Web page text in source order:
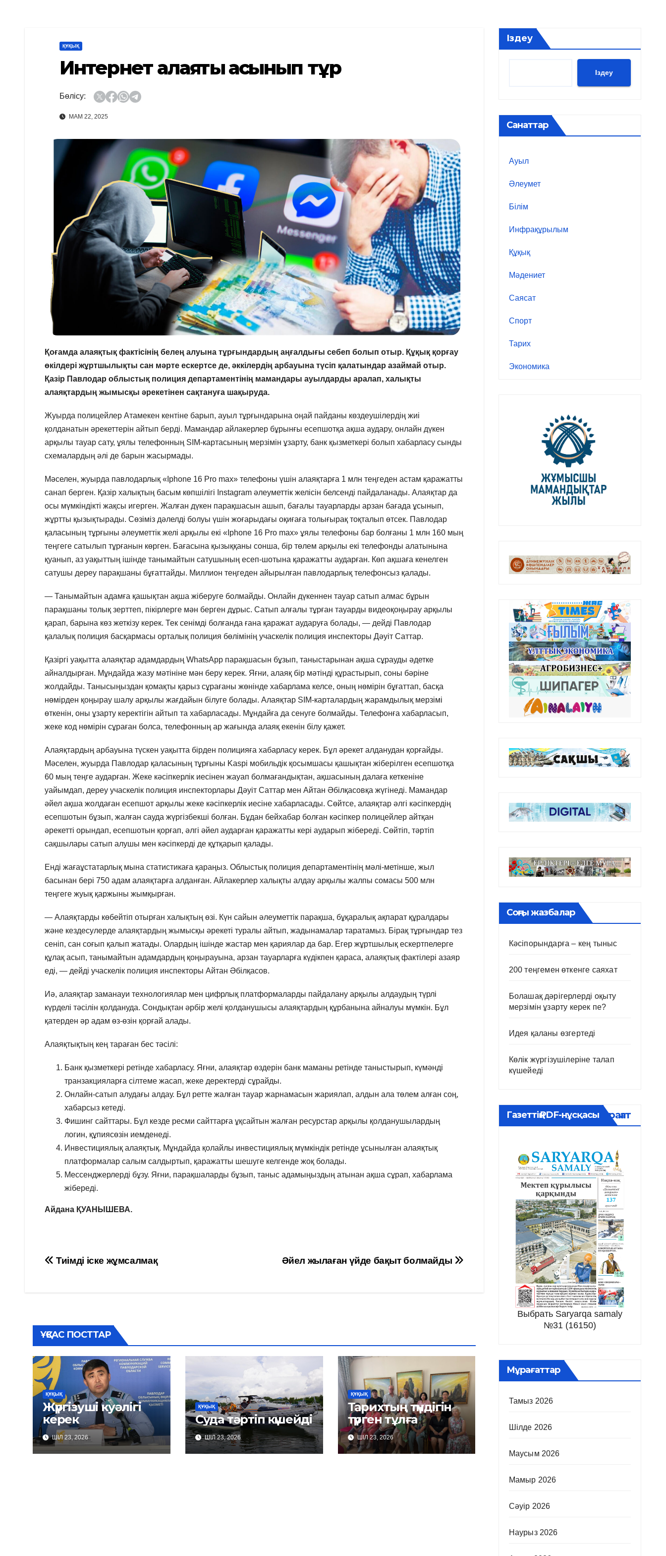
ҚҰҚЫҚ
Интернет алаяқтық асқынып тұр
Бөлісу:
МАМ 22, 2025
Қоғамда алаяқтық фактісінің белең алуына тұрғындардың аңғалдығы себеп болып отыр. Құқық қорғау
өкілдері жұртшылықты сан мәрте ескертсе де, әккілердің арбауына түсіп қалатындар азаймай отыр.
Қазір Павлодар облыстық полиция департаментінің мамандары ауылдарды аралап, халықты
алаяқтардың жымысқы әрекетінен сақтануға шақыруда.
Жуырда полицейлер Атамекен кентіне барып, ауыл тұрғындарына оңай пайданы көздеушілердің жиі
қолданатын әрекеттерін айтып берді. Мамандар айлакерлер бұрынғы есепшотқа ақша аудару, онлайн дүкен
арқылы тауар сату, ұялы телефонның SIM-картасының мерзімін ұзарту, банк қызметкері болып хабарласу сынды
схемалардың әлі де барын жасырмады.
Мәселен, жуырда павлодарлық «Iphone 16 Pro max» телефоны үшін алаяқтарға 1 млн теңгеден астам қаражатты
санап берген. Қазір халықтың басым көпшілігі Instagram әлеуметтік желісін белсенді пайдаланады. Алаяқтар да
осы мүмкіндікті жақсы игерген. Жалған дүкен парақшасын ашып, бағалы тауарларды арзан бағада ұсынып,
жұртты қызықтырады. Сөзіміз дәлелді болуы үшін жоғарыдағы оқиғаға толығырақ тоқталып өтсек. Павлодар
қаласының тұрғыны әлеуметтік желі арқылы екі «Iphone 16 Pro max» ұялы телефоны бар болғаны 1 млн 160 мың
теңгеге сатылып тұрғанын көрген. Бағасына қызыққаны сонша, бір төлем арқылы екі телефонды алатынына
қуанып, аз уақыттың ішінде танымайтын сатушының есеп-шотына қаражатты аударған. Көп ақшаға кенелген
сатушы дереу парақшаны бұғаттайды. Миллион теңгеден айырылған павлодарлық телефонсыз қалады.
— Танымайтын адамға қашықтан ақша жіберуге болмайды. Онлайн дүкеннен тауар сатып алмас бұрын
парақшаны толық зерттеп, пікірлерге мән берген дұрыс. Сатып алғалы тұрған тауарды видеоқоңырау арқылы
қарап, барына көз жеткізу керек. Тек сенімді болғанда ғана қаражат аударуға болады, — дейді Павлодар
қалалық полиция басқармасы орталық полиция бөлімінің учаскелік полиция инспекторы Дәуіт Саттар.
Қазіргі уақытта алаяқтар адамдардың WhatsApp парақшасын бұзып, таныстарынан ақша сұрауды әдетке
айналдырған. Мұндайда жазу мәтініне мән беру керек. Яғни, алаяқ бір мәтінді құрастырып, соны бәріне
жолдайды. Танысыңыздан қомақты қарыз сұрағаны жөнінде хабарлама келсе, оның нөмірін бұғаттап, басқа
нөмірден қоңырау шалу арқылы жағдайын білуге болады. Алаяқтар SIM-карталардың жарамдылық мерзімі
өткенін, оны ұзарту керектігін айтып та хабарласады. Мұндайға да сенуге болмайды. Телефонға хабарласып,
жеке код нөмірін сұраған болса, телефонның ар жағында алаяқ екенін білу қажет.
Алаяқтардың арбауына түскен уақытта бірден полицияға хабарласу керек. Бұл әрекет алданудан қорғайды.
Мәселен, жуырда Павлодар қаласының тұрғыны Kaspi мобильдік қосымшасы қашықтан жіберілген есепшотқа
60 мың теңге аударған. Жеке кәсіпкерлік иесінен жауап болмағандықтан, ақшасының далаға кеткеніне
уайымдап, дереу учаскелік полиция инспекторлары Дәуіт Саттар мен Айтан Әбілқасовқа жүгінеді. Мамандар
әйел ақша жолдаған есепшот арқылы жеке кәсіпкерлік иесіне хабарласады. Сөйтсе, алаяқтар әлгі кәсіпкердің
есепшотын бұзып, жалған сауда жүргізбекші болған. Бұдан бейхабар болған кәсіпкер полицейлер айтқан
әрекетті орындап, есепшотын қорғап, әлгі әйел аударған қаражатты кері аударып жібереді. Сөйтіп, тәртіп
сақшылары сатып алушы мен кәсіпкерді де құтқарып қалады.
Енді жағаұстатарлық мына статистикаға қараңыз. Облыстық полиция департаментінің мәлі-метінше, жыл
басынан бері 750 адам алаяқтарға алданған. Айлакерлер халықты алдау арқылы жалпы сомасы 500 млн
теңгеге жуық қаржыны жымқырған.
— Алаяқтарды көбейтіп отырған халықтың өзі. Күн сайын әлеуметтік парақша, бұқаралық ақпарат құралдары
және кездесулерде алаяқтардың жымысқы әрекеті туралы айтып, жадынамалар таратамыз. Бірақ тұрғындар тез
сеніп, сан соғып қалып жатады. Олардың ішінде жастар мен қариялар да бар. Егер жұртшылық ескертпелерге
құлақ асып, танымайтын адамдардың қоңырауына, арзан тауарларға күдікпен қараса, алаяқтық фактілері азаяр
еді, — дейді учаскелік полиция инспекторы Айтан Әбілқасов.
Иә, алаяқтар заманауи технологиялар мен цифрлық платформаларды пайдалану арқылы алдаудың түрлі
күрделі тәсілін қолдануда. Сондықтан әрбір желі қолданушысы алаяқтардың құрбанына айналуы мүмкін. Бұл
қатерден әр адам өз-өзін қорғай алады.
Алаяқтықтың кең тараған бес тәсілі:
Банк қызметкері ретінде хабарласу. Яғни, алаяқтар өздерін банк маманы ретінде таныстырып, күмәнді
транзакцияларға сілтеме жасап, жеке деректерді сұрайды.
Онлайн-сатып алудағы алдау. Бұл ретте жалған тауар жарнамасын жариялап, алдын ала төлем алған соң,
хабарсыз кетеді.
Фишинг сайттары. Бұл кезде ресми сайттарға ұқсайтын жалған ресурстар арқылы қолданушылардың
логин, құпиясөзін иемденеді.
Инвестициялық алаяқтық. Мұндайда қолайлы инвестициялық мүмкіндік ретінде ұсынылған алаяқтық
платформалар салым салдыртып, қаражатты шешуге келгенде жоқ болады.
Мессенджерлерді бұзу. Яғни, парақшаларды бұзып, таныс адамыңыздың атынан ақша сұрап, хабарлама
жібереді.
Айдана ҚУАНЫШЕВА.
Навигация
Әйел жылаған үйде бақыт болмайды
Тиімді іске жұмсалмақ
ҰҚСАС ПОСТТАР
ҚҰҚЫҚ
Жүргізуші куәлігі
керек
ШІЛ 23, 2026
ҚҰҚЫҚ
Суда тәртіп күшейді
ШІЛ 23, 2026
ҚҰҚЫҚ
Тарихтың түндігін
түрген тұлға
ШІЛ 23, 2026
Іздеу
Іздеу
Санаттар
Ауыл
Әлеумет
Білім
Инфрақұрылым
Құқық
Мәдениет
Саясат
Спорт
Тарих
Экономика
Соңғы жазбалар
Кәсіпорындарға – кең тыныс
200 теңгемен өткенге саяхат
Болашақ дәрігерлерді оқыту
мерзімін ұзарту керек пе?
Идея қаланы өзгертеді
Көлік жүргізушілеріне талап
күшейеді
Газеттің PDF-нұсқасыМұрағат
Выбрать Saryarqa samaly
№31 (16150)
Мұрағаттар
Тамыз 2026
Шілде 2026
Маусым 2026
Мамыр 2026
Сәуір 2026
Наурыз 2026